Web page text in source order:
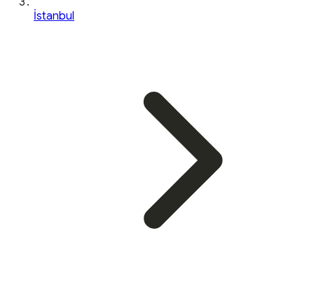
İstanbul